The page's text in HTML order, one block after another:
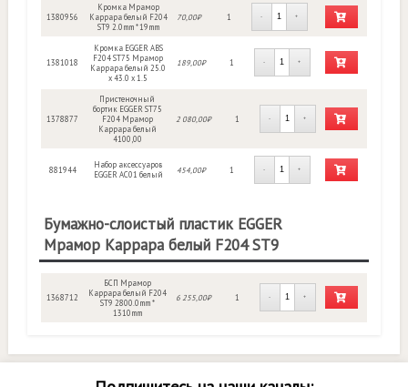
1380956
Кромка Мрамор
Каррара белый F204
ST9 2.0mm * 19mm
70,00₽ 1 - +
1381018
Кромка EGGER ABS
F204 ST75 Мрамор
Каррара белый 25.0
х 43.0 х 1.5
189,00₽ 1 - +
1378877
Пристеночный
бортик EGGER ST75
F204 Мрамор
Каррара белый
4100,00
2 080,00₽ 1 - +
881944
Набор аксессуаров
EGGER АС01 белый
454,00₽ 1 - +
Бумажно-слоистый пластик EGGER
Мрамор Каррара белый F204 ST9
1368712
БСП Мрамор
Каррара белый F204
ST9 2800.0mm *
1310mm
6 255,00₽ 1 - +